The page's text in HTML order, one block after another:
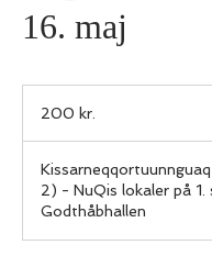
16. maj
kroner200 kr.
2) - NuQis lokaler på 1.
Godthåbhallen